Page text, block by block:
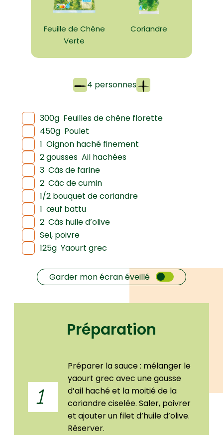
Feuille de Chêne
Verte
Coriandre
4 personnes
300g Feuilles de chêne florette
450g Poulet
1 Oignon haché finement
2 gousses Ail hachées
3 Càs de farine
2 Càc de cumin
1/2 bouquet de coriandre
1 œuf battu
2 Càs huile d’olive
Sel, poivre
125g Yaourt grec
Garder mon écran éveillé
Préparation
1
Préparer la sauce : mélanger le
yaourt grec avec une gousse
d’ail haché et la moitié de la
coriandre ciselée. Saler, poivrer
et ajouter un filet d’huile d’olive.
Réserver.